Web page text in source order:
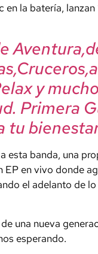
en la batería, lanzan
y mucho
Primera
tu
esta banda, una
en vivo donde
el adelanto de
una nueva
esperando.